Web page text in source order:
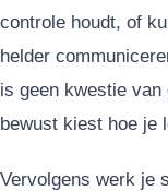
controle houdt, of
helder
is geen kwestie
bewust kiest hoe je
Vervolgens werk je